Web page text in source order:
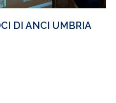
DI ANCI UMBRIA